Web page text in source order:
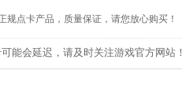
点卡产品，质量保证，请您放心购买！
能会延迟，请及时关注游戏官方网站！